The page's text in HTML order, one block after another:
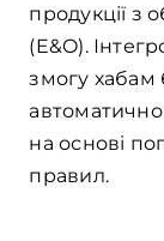
продукції з
(E&O).
змогу хабам
автоматично
на основі
правил.